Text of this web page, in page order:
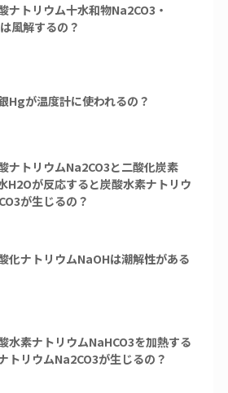
ナトリウム十水和物Na2CO3・
風解するの？
Hgが温度計に使われるの？
ナトリウムNa2CO3と二酸化炭素
H2Oが反応すると炭酸水素ナトリウ
が生じるの？
化ナトリウムNaOHは潮解性がある
水素ナトリウムNaHCO3を加熱する
トリウムNa2CO3が生じるの？